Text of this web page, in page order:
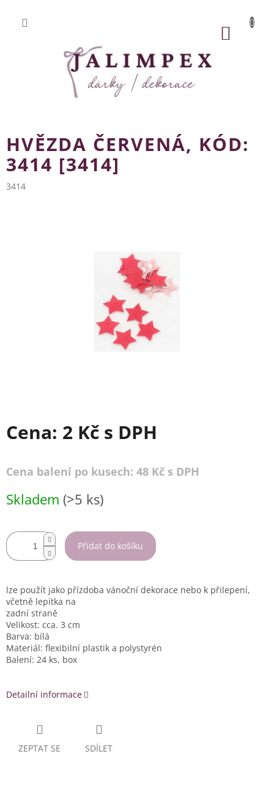
obsah
HVĚZDA ČERVENÁ, KÓD:
3414 [3414]
3414
Cena: 2 Kč s DPH
Cena balení po kusech: 48 Kč s DPH
cena:
Skladem (>5 ks)
Přidat do košíku
lze použít jako přízdoba vánoční dekorace nebo k přilepení,
včetně lepítka na
zadní straně
Velikost: cca. 3 cm
Barva: bílá
Materiál: flexibilní plastik a polystyrén
Balení: 24 ks, box
Detailní informace
ZEPTAT SE SDÍLET